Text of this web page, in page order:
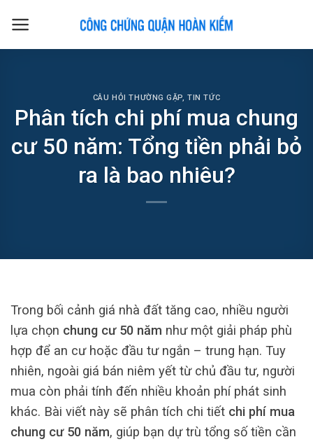
CÂU HỎI THƯỜNG GẶP,TIN TỨC
Phân tích chi phí mua chung
cư 50 năm: Tổng tiền phải bỏ
ra là bao nhiêu?
Trong bối cảnh giá nhà đất tăng cao, nhiều người
lựa chọn chung cư 50 năm như một giải pháp phù
hợp để an cư hoặc đầu tư ngắn – trung hạn. Tuy
nhiên, ngoài giá bán niêm yết từ chủ đầu tư, người
mua còn phải tính đến nhiều khoản phí phát sinh
khác. Bài viết này sẽ phân tích chi tiết chi phí mua
chung cư 50 năm, giúp bạn dự trù tổng số tiền cần